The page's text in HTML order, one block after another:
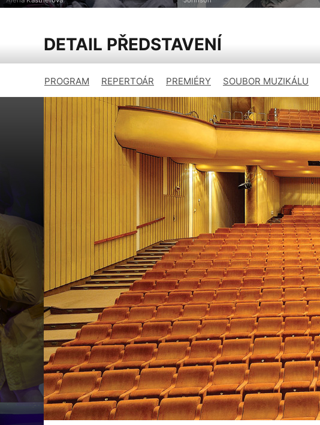
DETAIL PŘEDSTAVENÍ
PROGRAM REPERTOÁR PREMIÉRY SOUBOR MUZIKÁLU